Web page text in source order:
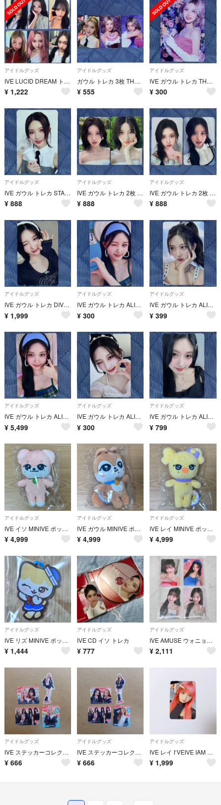
アイドルグッズ
IVE LUCID DREAM トレカ 6枚セット 会場限定盤 封入 コンプ
¥ 1,222
アイドルグッズ
ガウル トレカ 3枚 THE PROM QUEEN 韓国 ソウル
¥ 555
アイドルグッズ
IVE ガウル トレカ THE PROM QUEEN ラントレ in JAPAN
¥ 300
アイドルグッズ
IVE ガウル トレカ STARSHIP THEPROM QUEEN スタシ
¥ 888
アイドルグッズ
IVE ガウル トレカ 2枚 A DREAMY DAY 写真集 withmuu
¥ 888
アイドルグッズ
IVE ガウル トレカ 2枚 シーグリ 2024 soundwave スタシ
¥ 888
アイドルグッズ
IVE ガウル トレカ DIVE JAPAN FC ファンクラブ 継続特典
¥ 1,999
アイドルグッズ
IVE ガウル トレカ ALIVE 購入特典 タワレコ HMV ASMART
¥ 300
アイドルグッズ
IVE ガウル トレカ ALIVE HMV 購入特典
¥ 399
アイドルグッズ
IVE ガウル トレカ ALIVE sony ソニミュ 400枚限定 ラキドロ
¥ 5,499
アイドルグッズ
IVE ガウル トレカ ALIVE ソロジャケット盤 封入
¥ 300
アイドルグッズ
IVE ガウル トレカ ALIVE オフライン 会場限定 東京 8/19
¥ 799
アイドルグッズ
IVE イソ MINIVE ポップアップ PLUSH ぬいぐるみ
¥ 4,999
アイドルグッズ
IVE ガウル MINIVE ポップアップ PLUSH ぬいぐるみ
¥ 4,999
アイドルグッズ
IVE レイ MINIVE ポップアップ PLUSH ぬいぐるみ
¥ 4,999
アイドルグッズ
IVE リズ MINIVE ポップアップ アクリルキーリング
¥ 1,444
アイドルグッズ
IVE CD イソ トレカ
¥ 777
アイドルグッズ
IVE AMUSE ウォニョン トレカ 特典 4種 コンプ 第3弾
¥ 2,111
アイドルグッズ
IVE ステッカーコレクション ガウル
¥ 666
アイドルグッズ
IVE ステッカーコレクション レイ
¥ 666
アイドルグッズ
IVE レイ I‘VEIVE IAM トレカ mokket 特典
¥ 1,999